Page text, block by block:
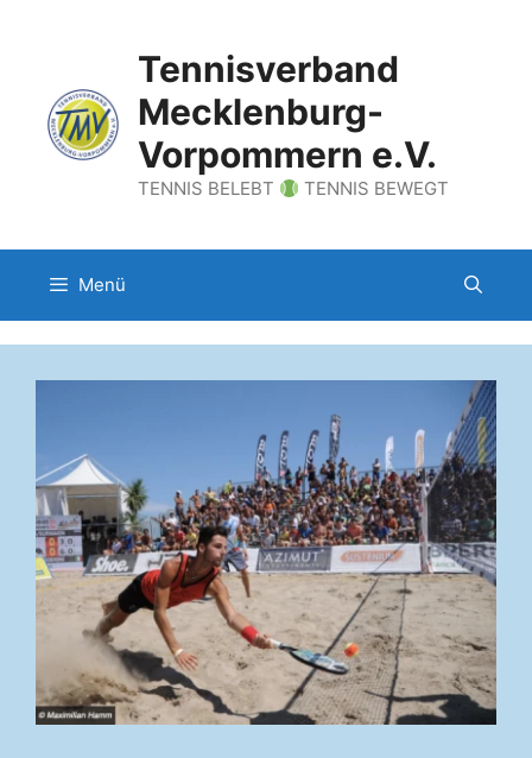
Tennisverband
Mecklenburg-
Vorpommern e.V.
TENNIS BELEBT TENNIS BEWEGT
Menü